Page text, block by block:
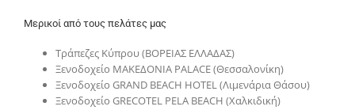
Μερικοί από τους πελάτες μας
Τράπεζες Κύπρου (ΒΟΡΕΙΑΣ ΕΛΛΑΔΑΣ)
Ξενοδοχείο ΜΑΚΕΔΟΝΙΑ PALACE (Θεσσαλονίκη)
Ξενοδοχείο GRAND BEACH HOTEL (Λιμενάρια Θάσου)
Ξενοδοχείο GRECOTEL PELA BEACH (Χαλκιδική)